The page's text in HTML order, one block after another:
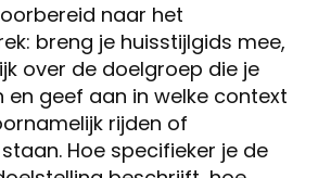
naar het
breng je huisstijlgids mee,
over de doelgroep die je
en geef aan in welke context
rijden of
Hoe specifieker je de